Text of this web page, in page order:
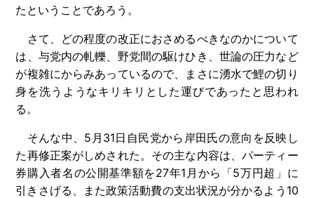
たということであろう。
さて、どの程度の改正におさめるべきなのかについて
は、与党内の軋轢、野党間の駆けひき、世論の圧力など
が複雑にからみあっているので、まさに湧水で鯉の切り
身を洗うようなキリキリとした運びであったと思われ
る。
そんな中、5月31日自民党から岸田氏の意向を反映し
た再修正案がしめされた。その主な内容は、パーティー
券購入者名の公開基準額を27年1月から「5万円超」に
引きさげる、また政策活動費の支出状況が分かるよう10